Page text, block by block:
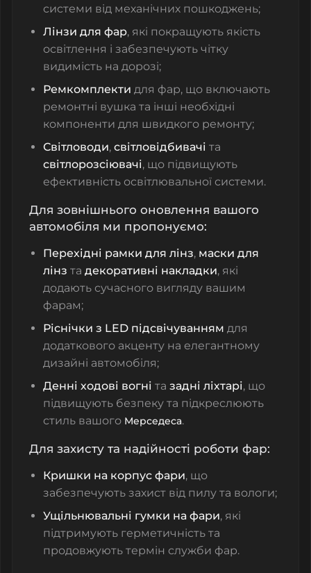
системи від механічних пошкоджень;
Лінзи для фар, які покращують якість
освітлення і забезпечують чітку
видимість на дорозі;
Ремкомплекти для фар, що включають
ремонтні вушка та інші необхідні
компоненти для швидкого ремонту;
Світловоди, світловідбивачі та
світлорозсіювачі, що підвищують
ефективність освітлювальної системи.
Для зовнішнього оновлення вашого
автомобіля ми пропонуємо:
Перехідні рамки для лінз, маски для
лінз та декоративні накладки, які
додають сучасного вигляду вашим
фарам;
Ріснічки з LED підсвічуванням для
додаткового акценту на елегантному
дизайні автомобіля;
Денні ходові вогні та задні ліхтарі, що
підвищують безпеку та підкреслюють
стиль вашого Мерседеса.
Для захисту та надійності роботи фар:
Кришки на корпус фари, що
забезпечують захист від пилу та вологи;
Ущільнювальні гумки на фари, які
підтримують герметичність та
продовжують термін служби фар.